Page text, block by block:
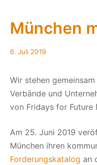
München
6. Juli 20196.
Wir stehen
Verbände und
von Fridays for Future
Am 25. Juni 2019
München ihren
Forderungskatalog an